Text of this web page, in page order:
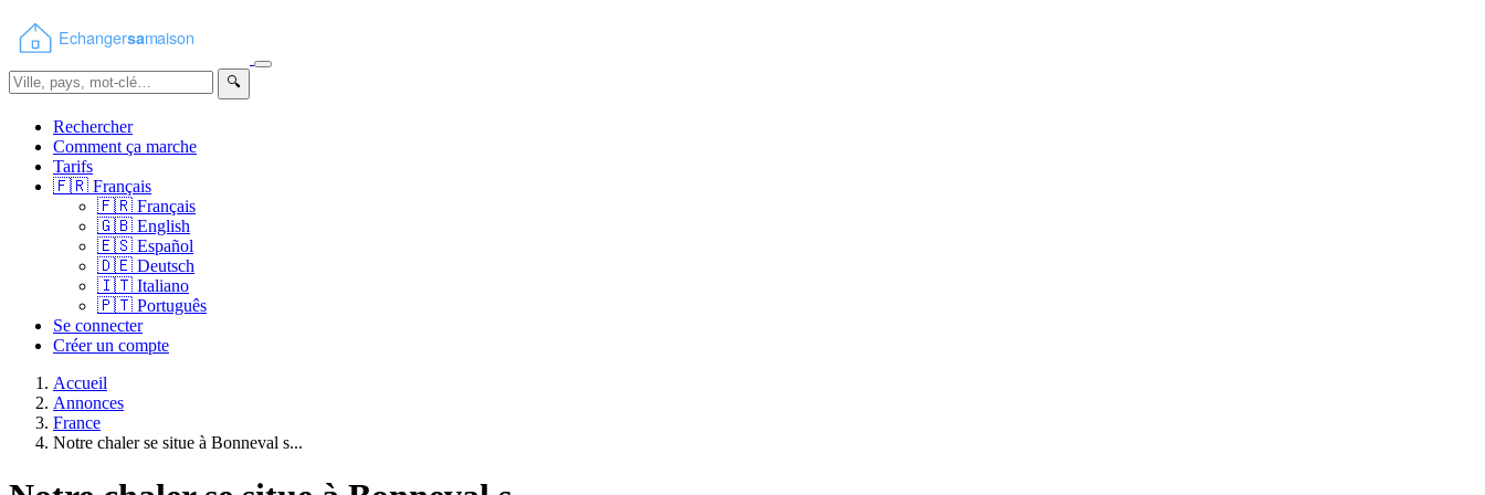
🔍
Rechercher
Comment ça marche
Tarifs
🇫🇷 Français
🇫🇷 Français
🇬🇧 English
🇪🇸 Español
🇩🇪 Deutsch
🇮🇹 Italiano
🇵🇹 Português
Se connecter
Créer un compte
Accueil
Annonces
France
Notre chaler se situe à Bonneval s...